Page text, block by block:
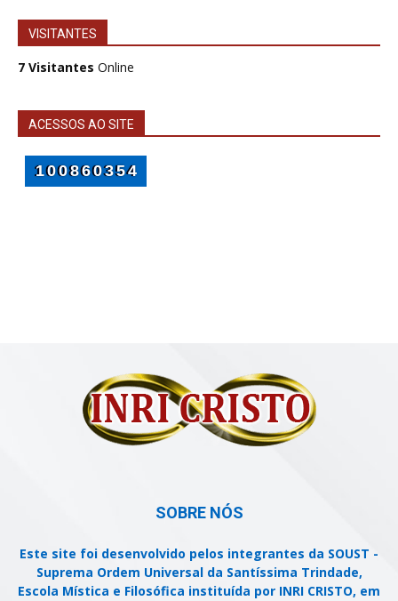
VISITANTES
7 Visitantes Online
ACESSOS AO SITE
SOBRE NÓS
Este site foi desenvolvido pelos integrantes da SOUST -
Suprema Ordem Universal da Santíssima Trindade,
Escola Mística e Filosófica instituída por INRI CRISTO, em